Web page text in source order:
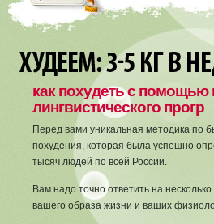
как похудеть с помощью
лингвистического прогр
Перед вами уникальная методика по
похудения, которая была успешно
тысяч людей по всей России.
Вам надо точно ответить на
вашего образа жизни и ваших